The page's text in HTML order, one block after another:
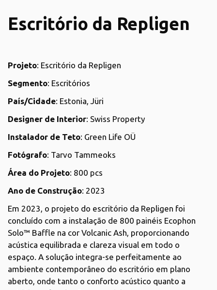
Escritório da Repligen
Projeto: Escritório da Repligen
Segmento: Escritórios
País/Cidade: Estonia, Jüri
Designer de Interior: Swiss Property
Instalador de Teto: Green Life OÜ
Fotógrafo: Tarvo Tammeoks
Área do Projeto: 800 pcs
Ano de Construção: 2023
Em 2023, o projeto do escritório da Repligen foi
concluído com a instalação de 800 painéis Ecophon
Solo™ Baffle na cor Volcanic Ash, proporcionando
acústica equilibrada e clareza visual em todo o
espaço. A solução integra-se perfeitamente ao
ambiente contemporâneo do escritório em plano
aberto, onde tanto o conforto acústico quanto a